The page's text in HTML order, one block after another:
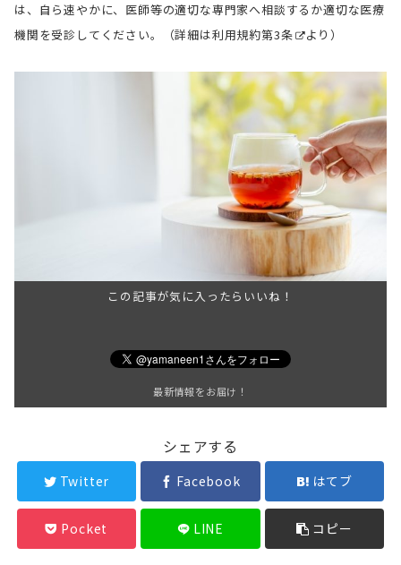
は、自ら速やかに、医師等の適切な専門家へ相談するか適切な医療
機関を受診してください。（詳細は利用規約第3条 より）
この記事が気に入ったらいいね！
最新情報をお届け！
シェアする
Twitter Facebook はてブ
Pocket LINE コピー